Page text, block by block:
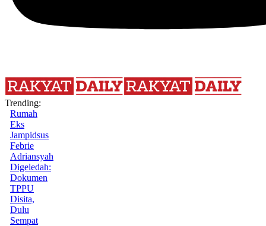
Trending:
Rumah
Eks
Jampidsus
Febrie
Adriansyah
Digeledah:
Dokumen
TPPU
Disita,
Dulu
Sempat